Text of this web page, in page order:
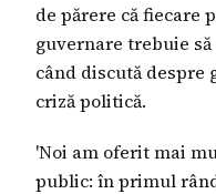
de părere că fiecare
guvernare trebuie
când discută despre
criză politică.
'Noi am oferit mai
public: în primul